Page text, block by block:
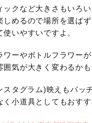
ックなど大きさもいろ
しめるので場所を選ば
いやすいですよ。
ワーやボトルフラワーが
囲気が大きく変わるか
スタグラム)映えもバッ
く小道具としてもおす